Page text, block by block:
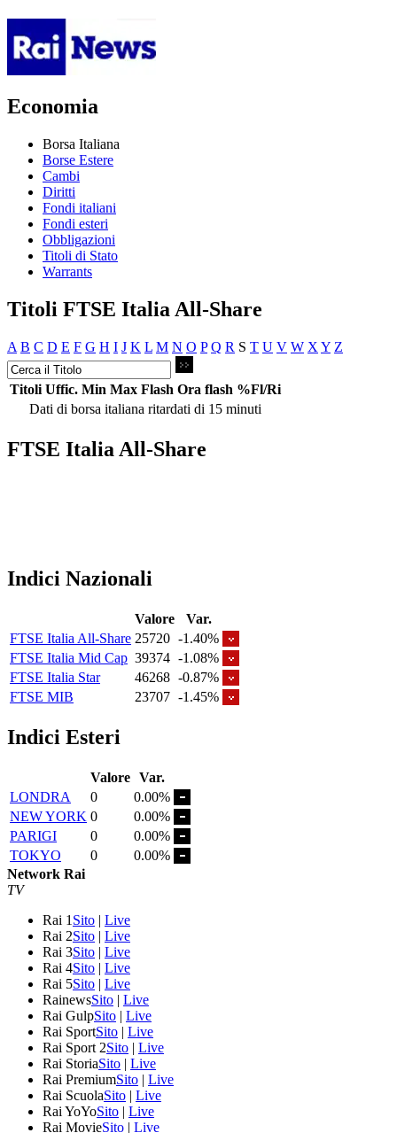
Economia
Borsa Italiana
Borse Estere
Cambi
Diritti
Fondi italiani
Fondi esteri
Obbligazioni
Titoli di Stato
Warrants
Titoli FTSE Italia All-Share
A B C D E F G H I J K L M N O P Q R S T U V W X Y Z
Titoli Uffic. Min Max Flash Ora flash %Fl/Ri
Dati di borsa italiana ritardati di 15 minuti
FTSE Italia All-Share
Indici Nazionali
Valore
Var.
FTSE Italia All-Share 25720 -1.40%
FTSE Italia Mid Cap 39374 -1.08%
FTSE Italia Star
46268 -0.87%
FTSE MIB
23707 -1.45%
Indici Esteri
Valore Var.
LONDRA
0
0.00%
NEW YORK 0
0.00%
PARIGI
0
0.00%
TOKYO
0
0.00%
Network Rai
TV
Rai 1 Sito | Live
Rai 2Sito | Live
Rai 3Sito | Live
Rai 4Sito | Live
Rai 5Sito | Live
RainewsSito | Live
Rai GulpSito | Live
Rai SportSito | Live
Rai Sport 2Sito | Live
Rai StoriaSito | Live
Rai PremiumSito | Live
Rai ScuolaSito | Live
Rai YoYoSito | Live
Rai MovieSito | Live